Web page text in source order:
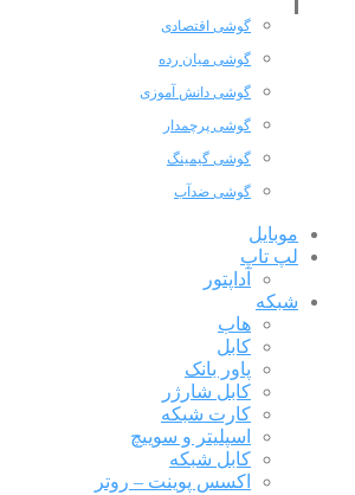
گوشی اقتصادی
گوشی میان رده
گوشی دانش آموزی
گوشی پرچمدار
گوشی گیمینگ
گوشی ضدآب
موبایل
لپ تاپ
آداپتور
شبکه
هاب
کابل
پاور بانک
کابل شارژر
کارت شبکه
اسپلیتر و سوییچ
کابل شبکه
اکسس پوینت – روتر